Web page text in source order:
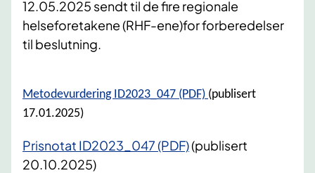
12.05.2025 sendt til de fire regionale
helseforetakene (RHF-ene)for forberedelser
til beslutning.
Metodevurdering ID2023_047 (PDF) (publisert
17.01.2025)
Prisnotat ID2023_047 (PDF)(publisert
20.10.2025)